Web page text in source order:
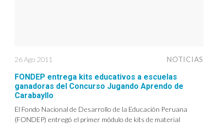
26 Ago 2011 NOTICIAS
FONDEP entrega kits educativos a escuelas
ganadoras del Concurso Jugando Aprendo de
Carabayllo
El Fondo Nacional de Desarrollo de la Educación Peruana
(FONDEP) entregó el primer módulo de kits de material